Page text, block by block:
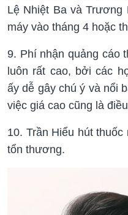
Lệ Nhiệt Ba và Trương
máy vào tháng 4 hoặc
9. Phí nhận quảng cáo
luôn rất cao, bởi các
ấy dễ gây chú ý và nổi
việc giá cao cũng là
10. Trần Hiểu hút
tổn thương.